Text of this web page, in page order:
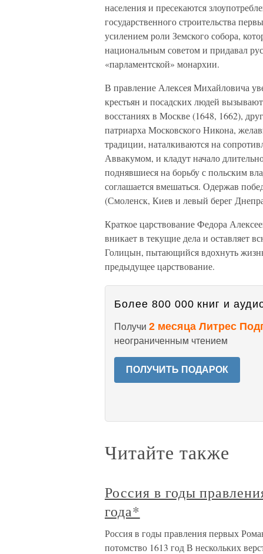
населения и пресекаются
государственного строительства
усилением роли Земского собора,
национальным советом и придавал
«парламентской» монархии.
В правление Алексея Михайловича
крестьян и посадских людей
восстаниях в Москве (1648, 1662),
патриарха Московского Никона,
традиции, наталкиваются на
Аввакумом, и кладут начало
поднявшиеся на борьбу с польским
соглашается вмешаться. Одержав
(Смоленск, Киев и левый берег
Краткое царствование Федора
вникает в текущие дела и оставляет
Голицын, пытающийся вдохнуть
предыдущее царствование.
Более 800 000 книг и
Получи 2 месяца Литрес
неограниченным чтением
ПОЛУЧИТЬ ПОДАРОК
Читайте также
Россия в годы
года*
Россия в годы правления первых
потомство 1613 год В нескольких